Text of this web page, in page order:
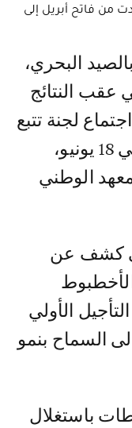
من فاتح أبريل إلى
عقب النتائج
لجنة تتبع
مصيدة الأخطبوط، المنعقد في 18 يونيو،
الوطني
كشف عن
الأولي
السماح بنمو
باستغلال